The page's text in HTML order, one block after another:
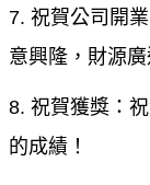
7. 祝賀公司開
意興隆，財源廣
8. 祝賀獲獎：
的成績！